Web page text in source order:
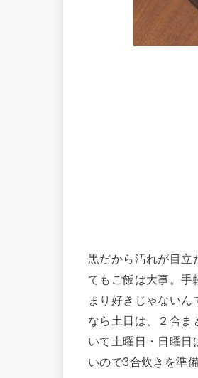
黒だから汚れが目立
てもご飯は大事。手
まり好きじゃない
なら土日は、２合ま
いて土曜日・日曜日
いので3合炊きを準